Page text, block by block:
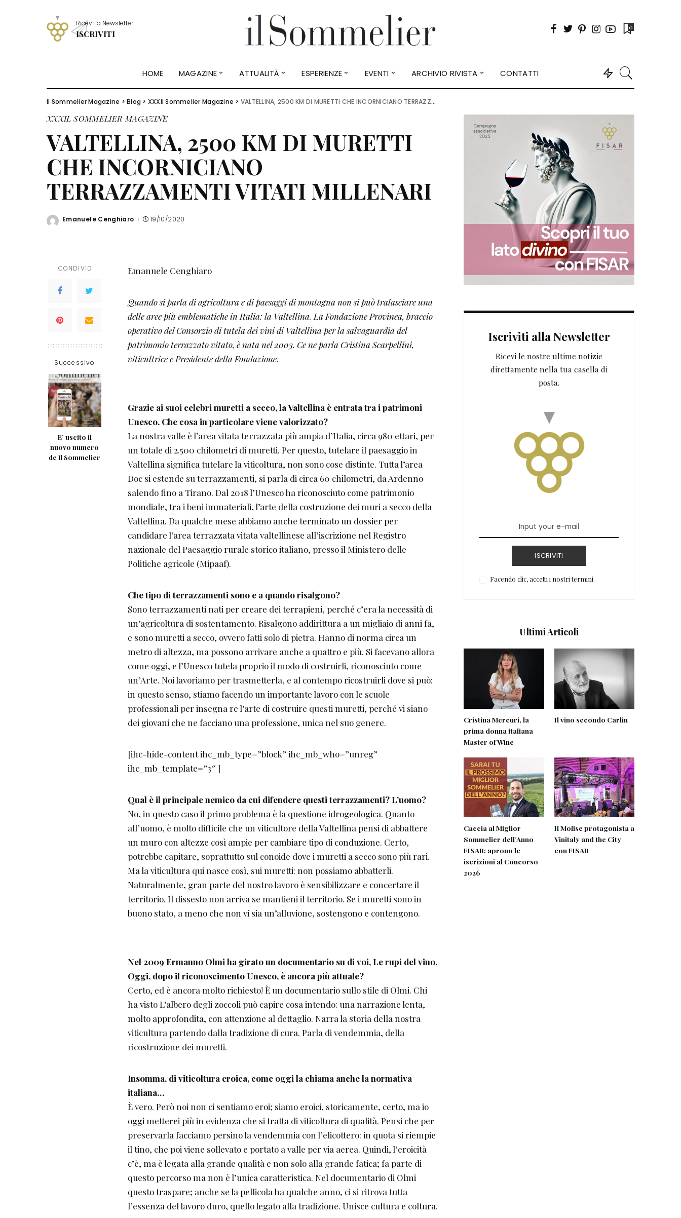
Ricevi la Newsletter
ISCRIVITI
0
HOME MAGAZINE ATTUALITÀ ESPERIENZE EVENTI ARCHIVIO RIVISTA CONTATTI
Il Sommelier Magazine >Blog > XXXIl Sommelier Magazine > VALTELLINA, 2500 KM DI MURETTI CHE INCORNICIANO TERRAZZAMENTI VITATI MILLENARI
XXXIL SOMMELIER MAGAZINE
VALTELLINA, 2500 KM DI MURETTI
CHE INCORNICIANO
TERRAZZAMENTI VITATI MILLENARI
Posted
Emanuele Cenghiaro 19/10/2020
CONDIVIDI
Successivo
E’ uscito il
nuovo numero
de Il Sommelier
Emanuele Cenghiaro
Quando si parla di agricoltura e di paesaggi di montagna non si può tralasciare una
delle aree più emblematiche in Italia: la Valtellina. La Fondazione Provinea, braccio
operativo del Consorzio di tutela dei vinidi Valtellina per la salvaguardia del
patrimonio terrazzato vitato, è nata nel 2003. Ce ne parla Cristina Scarpellini,
viticultrice e Presidente della Fondazione.
Grazie ai suoi celebri muretti a secco, la Valtellina è entrata tra i patrimoni
Unesco. Che cosa in particolare viene valorizzato?
La nostra valle è l’area vitata terrazzata più ampia d’Italia, circa 980 ettari, per
un totale di 2.500 chilometri di muretti. Per questo, tutelare il paesaggio in
Valtellina significa tutelare la viticoltura, non sono cose distinte. Tutta l’area
Doc si estende su terrazzamenti, si parla di circa 60 chilometri, da Ardenno
salendo fino a Tirano. Dal 2018 l’Unesco ha riconosciuto come patrimonio
mondiale, tra i beni immateriali, l’arte della costruzione dei muri a secco della
Valtellina. Da qualche mese abbiamo anche terminato un dossier per
candidare l’area terrazzata vitata valtellinese all’iscrizione nel Registro
nazionale del Paesaggio rurale storico italiano, presso il Ministero delle
Politiche agricole (Mipaaf).
Che tipo di terrazzamenti sono e a quando risalgono?
Sono terrazzamenti nati per creare dei terrapieni, perché c’era la necessità di
un’agricoltura di sostentamento. Risalgono addirittura a un migliaio di anni fa,
e sono muretti a secco, ovvero fatti solo di pietra. Hanno di norma circa un
metro di altezza, ma possono arrivare anche a quattro e più. Si facevano allora
come oggi, e l’Unesco tutela proprio il modo di costruirli, riconosciuto come
un’Arte. Noi lavoriamo per trasmetterla, e al contempo ricostruirli dove si può:
in questo senso, stiamo facendo un importante lavoro con le scuole
professionali per insegna re l’arte di costruire questi muretti, perché vi siano
dei giovani che ne facciano una professione, unica nel suo genere.
[ihc-hide-content ihc_mb_type=”block” ihc_mb_who=”unreg”
ihc_mb_template=”3″ ]
Qual è il principale nemico da cui difendere questiterrazzamenti? L’uomo?
No, in questo caso il primo problema è la questione idrogeologica. Quanto
all’uomo, è molto difficile che un viticultore della Valtellina pensi di abbattere
un muro con altezze così ampie per cambiare tipo di conduzione. Certo,
potrebbe capitare, soprattutto sul conoide dove i muretti a secco sono più rari.
Ma la viticultura qui nasce così, sui muretti: non possiamo abbatterli.
Naturalmente, gran parte del nostro lavoro è sensibilizzare e concertare il
territorio. Il dissesto non arriva se mantieni il territorio. Se i muretti sono in
buono stato, a meno che non vi sia un’alluvione, sostengono e contengono.
Nel 2009 Ermanno Olmi ha girato un documentario su di voi, Le rupi del vino.
Oggi, dopo il riconoscimento Unesco, è ancora più attuale?
Certo, ed è ancora molto richiesto! È un documentario sullo stile di Olmi. Chi
ha visto L’albero degli zoccoli può capire cosa intendo: una narrazione lenta,
molto approfondita, con attenzione al dettaglio. Narra la storia della nostra
viticultura partendo dalla tradizione di cura. Parla di vendemmia, della
ricostruzione dei muretti.
Insomma, di viticoltura eroica, come oggi la chiama anche la normativa
italiana…
È vero. Però noi non ci sentiamo eroi; siamo eroici, storicamente, certo, ma io
oggi metterei più in evidenza che si tratta di viticoltura di qualità. Pensi che per
preservarla facciamo persino la vendemmia con l’elicottero: in quota si riempie
il tino, che poi viene sollevato e portato a valle per via aerea. Quindi, l’eroicità
c’è, ma è legata alla grande qualità e non solo alla grande fatica; fa parte di
questo percorso ma non è l’unica caratteristica. Nel documentario di Olmi
questo traspare; anche se la pellicola ha qualche anno, ci si ritrova tutta
l’essenza del lavoro duro, quello legato alla tradizione. Unisce cultura e coltura.
Iscriviti alla Newsletter
Ricevi le nostre ultime notizie
direttamente nella tua casella di
posta.
ISCRIVITI
Facendo clic, accetti i nostri termini.
Ultimi Articoli
Cristina Mercuri, la
prima donna italiana
Master of Wine
Il vino secondo Carlin
Caccia al Miglior
Sommelier dell’Anno
FISAR: aprono le
iscrizioni al Concorso
2026
Il Molise protagonista a
Vinitaly and the City
con FISAR